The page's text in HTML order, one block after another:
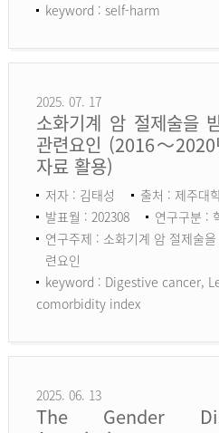
keyword : self-harm
2025. 07. 17
소화기계 암 절제술을
관련요인 (2016～2020
자료 활용)
저자 : 김태성
출처 : 제주대
발표월 : 202308
연구구분 :
연구주제 : 소화기계 암 절제술
련요인
keyword : Digestive cancer,
comorbidity index
2025. 06. 13
The Gender